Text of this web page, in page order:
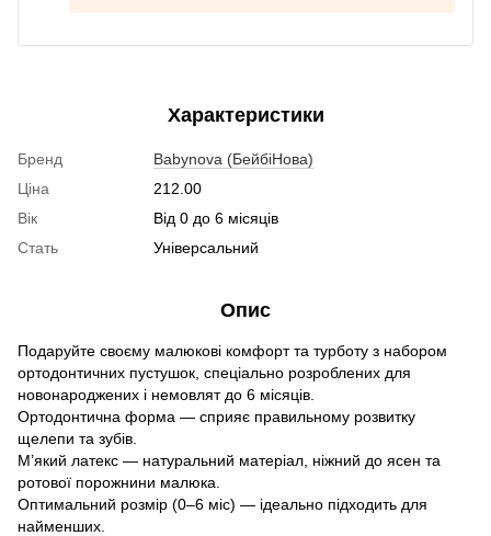
Характеристики
Бренд
Babynova (БейбіНова)
Ціна
212.00
Вік
Від 0 до 6 місяців
Стать
Універсальний
Опис
Подаруйте своєму малюкові комфорт та турботу з набором
ортодонтичних пустушок, спеціально розроблених для
новонароджених і немовлят до 6 місяців.
Ортодонтична форма — сприяє правильному розвитку
щелепи та зубів.
М’який латекс — натуральний матеріал, ніжний до ясен та
ротової порожнини малюка.
Оптимальний розмір (0–6 міс) — ідеально підходить для
найменших.